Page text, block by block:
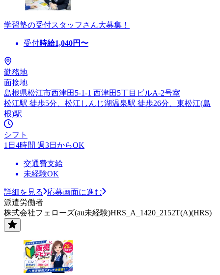
学習塾の受付スタッフさん大募集！
受付時給1,040円〜
勤務地
面接地
島根県松江市西津田5-1-1 西津田5丁目ビルA-2号室
松江駅 徒歩5分、松江しんじ湖温泉駅 徒歩26分、東松江(島
根)駅
シフト
1日4時間 週3日からOK
交通費支給
未経験OK
詳細を見る
応募画面に進む
派遣労働者
株式会社フェローズ(au未経験)HRS_A_1420_2152T(A)(HRS)